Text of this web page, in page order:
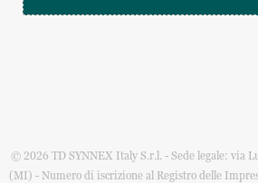
© 2026 TD SYNNEX Italy S.r.l. - Sede legale: via
(MI) - Numero di iscrizione al Registro delle